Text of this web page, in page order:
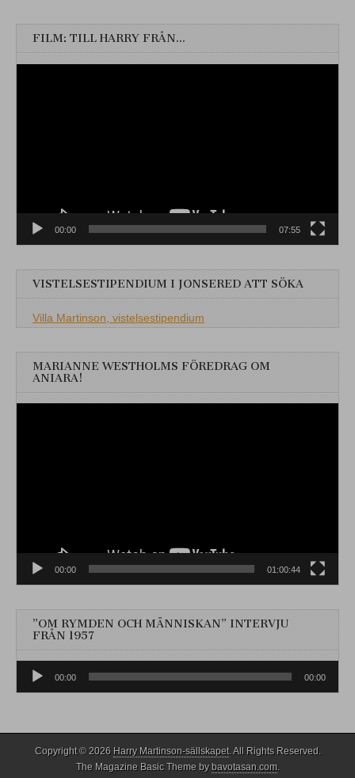
FILM: TILL HARRY FRÅN…
00:00 07:55
VISTELSESTIPENDIUM I JONSERED ATT SÖKA
Villa Martinson, vistelsestipendium
MARIANNE WESTHOLMS FÖREDRAG OM
ANIARA!
00:00 01:00:44
”OM RYMDEN OCH MÄNNISKAN” INTERVJU
FRÅN 1957
Ljudspelare
00:00 00:00
Copyright © 2026 Harry Martinson-sällskapet. All Rights Reserved.
The Magazine Basic Theme bybavotasan.com.